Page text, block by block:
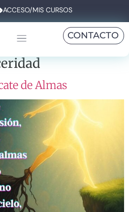
ACCESO/MIS CURSOS
CONTACTO
de Almas